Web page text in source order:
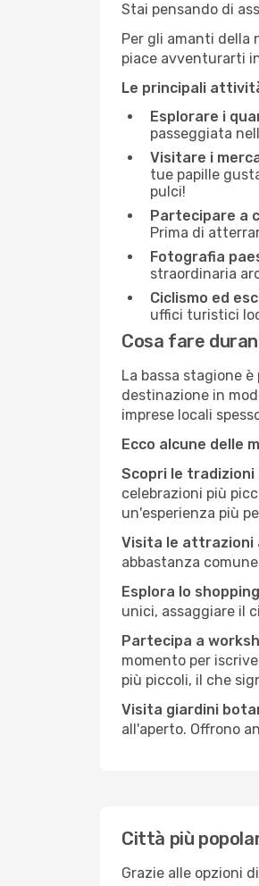
Stai pensando di
Per gli amanti della
piace avventurarti
Le principali
Esplorare i
passeggiata
Visitare i
tue papille
pulci!
Partecipare a
Prima di
Fotografia
straordinaria
Ciclismo ed
uffici turistici
Cosa fare
La bassa stagione
destinazione in
imprese locali
Ecco alcune delle
Scopri le tradizioni
celebrazioni più
un'esperienza più
Visita le attrazioni
abbastanza
Esplora lo
unici, assaggiare il
Partecipa a
momento per
più piccoli, il che
Visita giardini
all'aperto. Offrono
Città più
Grazie alle opzioni